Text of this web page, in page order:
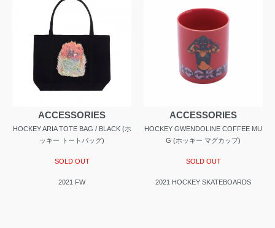
ACCESSORIES
HOCKEY ARIA TOTE BAG / BLACK (ホ
ッキー トートバッグ)
SOLD OUT
2021 FW
ACCESSORIES
HOCKEY GWENDOLINE COFFEE MU
G (ホッキー マグカップ)
SOLD OUT
2021 HOCKEY SKATEBOARDS